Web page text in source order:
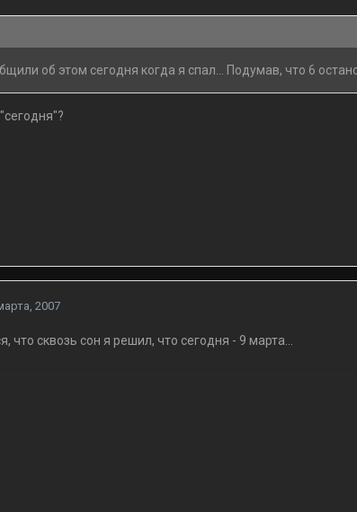
об этом сегодня когда я спал... Подумав, что 6
2007
что сквозь сон я решил, что сегодня - 9 марта...